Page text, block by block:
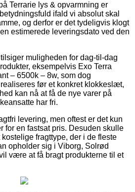
Terrarie lys & opvarmning er
ifald vi absolut skal
og derfor er det tydeligvis klogt
estimerede leveringsdato ved den
muligheden for dag-til-dag
eksempelvis Exo Terra
– 6500k – 8w, som dog
før et konkret klokkeslæt,
kan nå at få de nye varer på
har fri.
levering, men oftest er det kun
en fastsat pris. Desuden skulle
fragttype, der i de fleste
opholder sig i Viborg, Solrød
være at få bragt produkterne til et